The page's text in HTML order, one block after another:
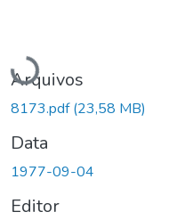
Carregando...
Arquivos
8173.pdf(23,58 MB)
Data
1977-09-04
Editor